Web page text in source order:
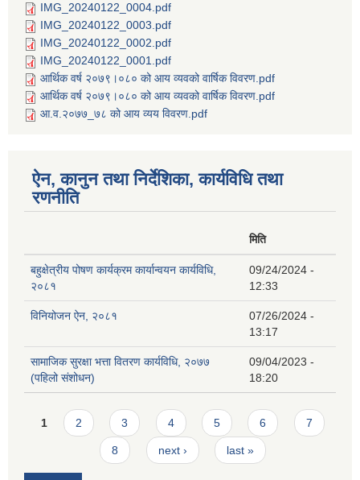
IMG_20240122_0004.pdf
IMG_20240122_0003.pdf
IMG_20240122_0002.pdf
IMG_20240122_0001.pdf
आर्थिक वर्ष २०७९।०८० को आय व्यवको वार्षिक विवरण.pdf
आर्थिक वर्ष २०७९।०८० को आय व्यवको वार्षिक विवरण.pdf
आ.व.२०७७_७८ को आय व्यय विवरण.pdf
ऐन, कानुन तथा निर्देशिका, कार्यविधि तथा
रणनीति
मिति
बहुक्षेत्रीय पोषण कार्यक्रम कार्यान्वयन कार्यविधि,
२०८१
09/24/2024 -
12:33
विनियोजन ऐन, २०८१
07/26/2024 -
13:17
सामाजिक सुरक्षा भत्ता वितरण कार्यविधि, २०७७
(पहिलो संशोधन)
09/04/2023 -
18:20
Pages
1 2 3 4 5 6 7
8 next › last »